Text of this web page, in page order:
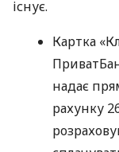
існує.
Картка
надає
рахунку